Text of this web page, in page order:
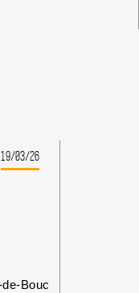
19/03/26
Bouc